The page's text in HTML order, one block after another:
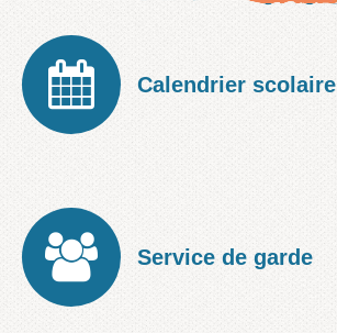
Calendrier scolaire
Service de garde